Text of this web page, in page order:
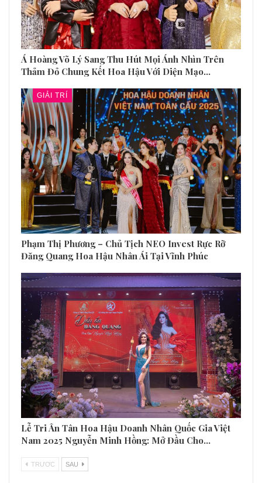
Á Hoàng Võ Lý Sang Thu Hút Mọi Ánh Nhìn Trên
Thảm Đỏ Chung Kết Hoa Hậu Với Diện Mạo…
GIẢI TRÍ
Phạm Thị Phương – Chủ Tịch NEO Invest Rực Rỡ
Đăng Quang Hoa Hậu Nhân Ái Tại Vĩnh Phúc
Lễ Tri Ân Tân Hoa Hậu Doanh Nhân Quốc Gia Việt
Nam 2025 Nguyễn Minh Hồng: Mở Đầu Cho…
TRƯƠC SAU